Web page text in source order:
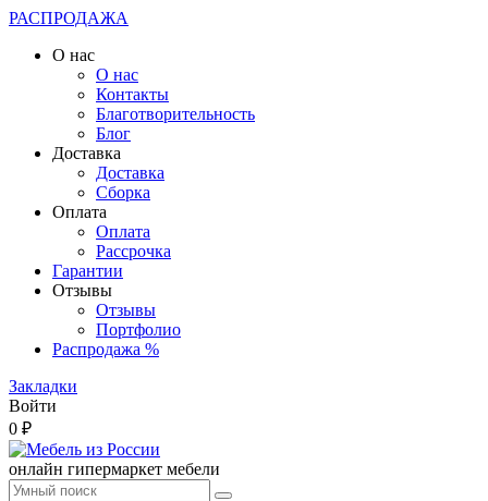
РАСПРОДАЖА
О нас
О нас
Контакты
Благотворительность
Блог
Доставка
Доставка
Сборка
Оплата
Оплата
Рассрочка
Гарантии
Отзывы
Отзывы
Портфолио
Распродажа %
Закладки
Войти
0 ₽
онлайн гипермаркет мебели